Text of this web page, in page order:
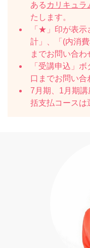
ある カリキュラ
たします。
「★」印が表示
計」、「(内消
までお問い合わ
「受講申込」
口までお問い合
7月期、1月期
括支払コースは